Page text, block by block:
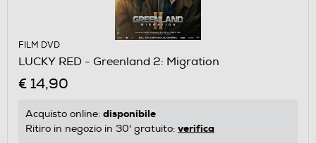
FILM DVD
LUCKY RED - Greenland 2: Migration
€ 14,90
Acquisto online: disponibile
Ritiro in negozio in 30' gratuito: verifica